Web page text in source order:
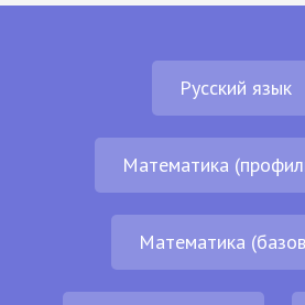
Русский язык
Математика
Математика